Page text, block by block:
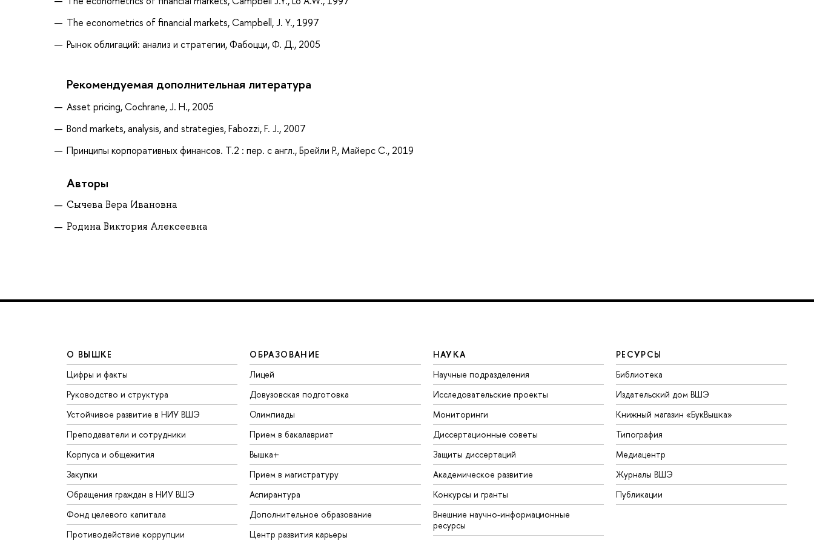
The econometrics of financial markets, Campbell, J. Y., 1997
Рынок облигаций: анализ и стратегии, Фабоцци, Ф. Д., 2005
Рекомендуемая дополнительная литература
Asset pricing, Cochrane, J. H., 2005
Bond markets, analysis, and strategies, Fabozzi, F. J., 2007
Принципы корпоративных финансов. Т.2 : пер. с англ., Брейли Р., Майерс С., 2019
Авторы
Сычева Вера Ивановна
Родина Виктория Алексеевна
О ВЫШКЕ
Цифры и факты
Руководство и структура
Устойчивое развитие в НИУ ВШЭ
Преподаватели и сотрудники
Корпуса и общежития
Закупки
Обращения граждан в НИУ ВШЭ
Фонд целевого капитала
Противодействие коррупции
ОБРАЗОВАНИЕ
Лицей
Довузовская подготовка
Олимпиады
Прием в бакалавриат
Вышка+
Прием в магистратуру
Аспирантура
Дополнительное образование
Центр развития карьеры
НАУКА
Научные подразделения
Исследовательские проекты
Мониторинги
Диссертационные советы
Защиты диссертаций
Академическое развитие
Конкурсы и гранты
Внешние научно-информационные
ресурсы
РЕСУРСЫ
Библиотека
Издательский дом ВШЭ
Книжный магазин «БукВышка»
Типография
Медиацентр
Журналы ВШЭ
Публикации